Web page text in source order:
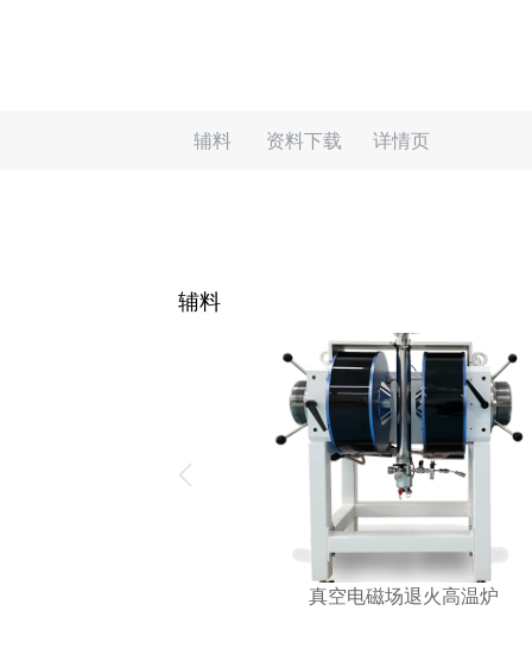
辅料 资料下载 详情页
辅料
真空电磁场退火高温炉